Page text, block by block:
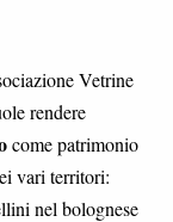
Vetrine
rendere
come patrimonio
vari territori:
nel bolognese